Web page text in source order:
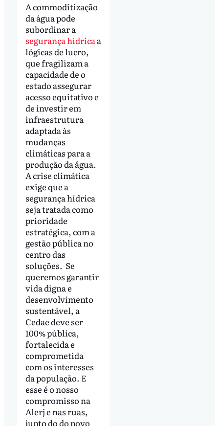
A commoditização
da água pode
subordinar a
segurança hídricaa
lógicas de lucro,
que fragilizam a
capacidade de o
estado assegurar
acesso equitativo e
de investir em
infraestrutura
adaptada às
mudanças
climáticas para a
produção da água.
A crise climática
exige que a
segurança hídrica
seja tratada como
prioridade
estratégica, com a
gestão pública no
centro das
soluções. Se
queremos garantir
vida digna e
desenvolvimento
sustentável, a
Cedae deve ser
100% pública,
fortalecida e
comprometida
com os interesses
da população. E
esse é o nosso
compromisso na
Alerj e nas ruas,
junto do do povo